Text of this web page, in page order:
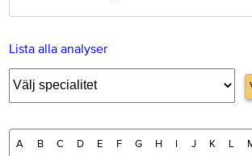
Lista alla analyser
A B C D E F G H I J K L